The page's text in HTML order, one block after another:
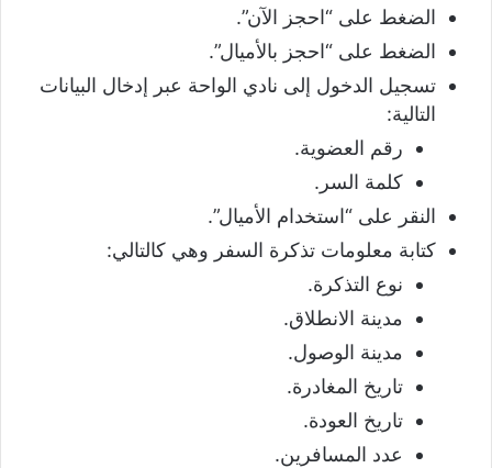
الضغط على “احجز الآن”.
الضغط على “احجز بالأميال”.
تسجيل الدخول إلى نادي الواحة عبر إدخال البيانات
التالية:
رقم العضوية.
كلمة السر.
النقر على “استخدام الأميال”.
كتابة معلومات تذكرة السفر وهي كالتالي:
نوع التذكرة.
مدينة الانطلاق.
مدينة الوصول.
تاريخ المغادرة.
تاريخ العودة.
عدد المسافرين.